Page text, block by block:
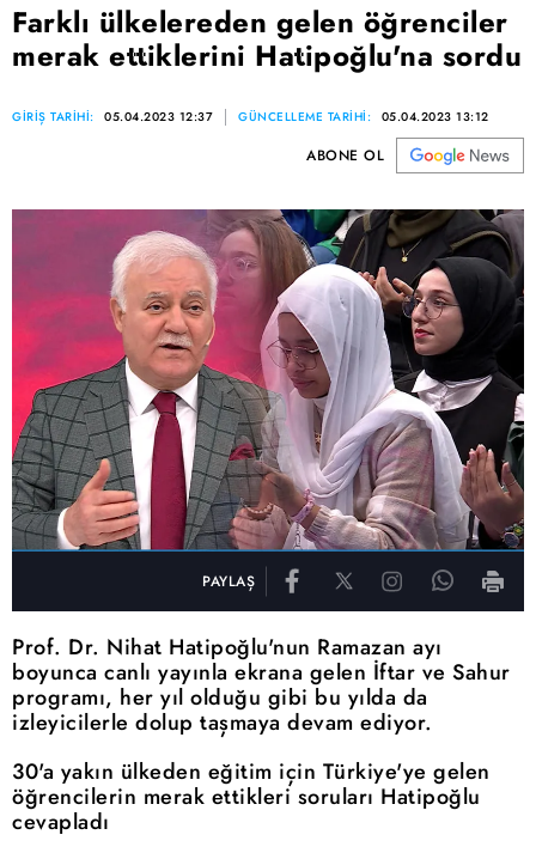
Farklı ülkelereden gelen öğrenciler
merak ettiklerini Hatipoğlu'na sordu
GİRİŞ TARİHİ: 05.04.2023 12:37 GÜNCELLEME TARİHİ: 05.04.2023 13:12
ABONE OL
PAYLAŞ
Prof. Dr. Nihat Hatipoğlu'nun Ramazan ayı
boyunca canlı yayınla ekrana gelen İftar ve Sahur
programı, her yıl olduğu gibi bu yılda da
izleyicilerle dolup taşmaya devam ediyor.
30'a yakın ülkeden eğitim için Türkiye'ye gelen
öğrencilerin merak ettikleri soruları Hatipoğlu
cevapladı